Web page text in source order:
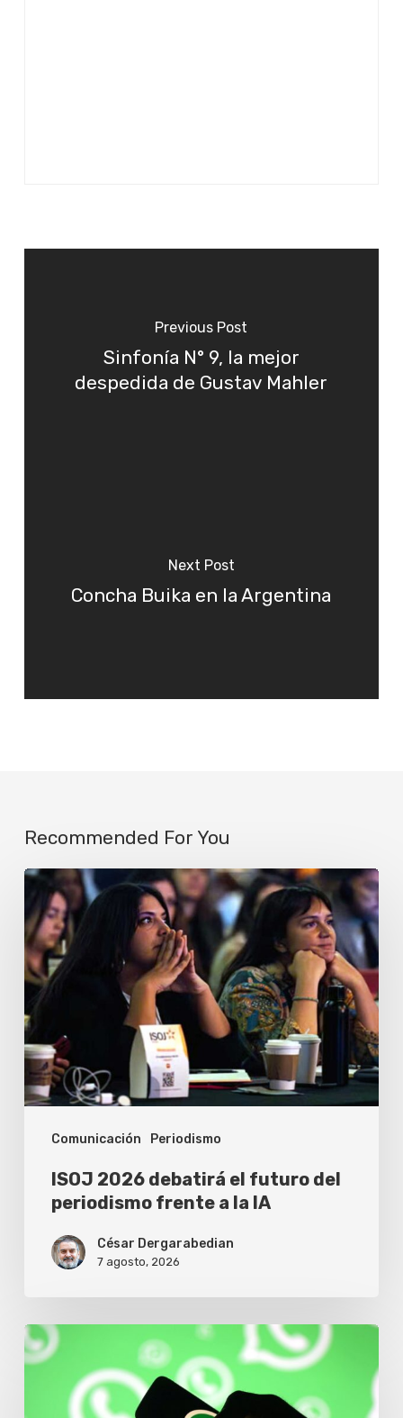
Previous Post
Sinfonía N° 9, la mejor
despedida de Gustav Mahler
Next Post
Concha Buika en la Argentina
Recommended For You
Comunicación Periodismo
ISOJ
2026
debatirá
el
futuro
del
periodismo
frente
a
ISOJ 2026 debatirá el futuro del
periodismo frente a la IA
César Dergarabedian
7 agosto, 2026
Un
llamado